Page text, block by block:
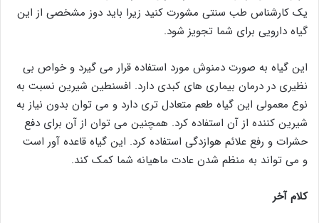
یک کارشناس طب سنتی مشورت کنید زیرا باید دوز مشخصی از این
گیاه دارویی برای شما تجویز شود.
این گیاه به صورت دمنوش مورد استفاده قرار می گیرد و خواص بی
نظیری در درمان بیماری های کبدی دارد. افسنطین شیرین نسبت به
نوع معمولی این گیاه طعم متعادل تری دارد و می توان بدون نیاز به
شیرین کننده از آن استفاده کرد. همچنین می توان از آن برای دفع
حشرات و رفع علائم هوازدگی استفاده کرد. این گیاه قاعده آور است
و می تواند به منظم شدن عادت ماهیانه شما کمک کند.
کلام آخر